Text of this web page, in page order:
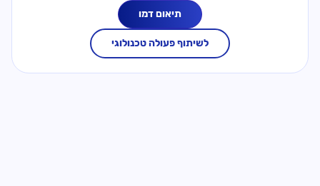
תיאום דמו
לשיתוף פעולה טכנולוגי